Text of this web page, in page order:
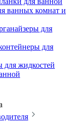
ванных комнат и
для
для
для жидкостей